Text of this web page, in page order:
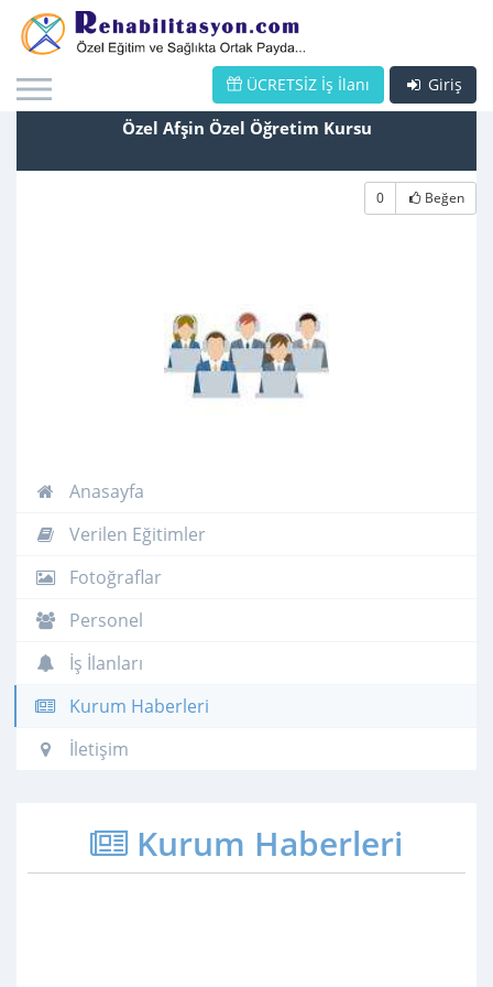
Giriş
ÜCRETSİZ İş İlanı
Özel Afşin Özel Öğretim Kursu
0 Beğen
Anasayfa
Verilen Eğitimler
Fotoğraflar
Personel
İş İlanları
Kurum Haberleri
İletişim
Kurum Haberleri